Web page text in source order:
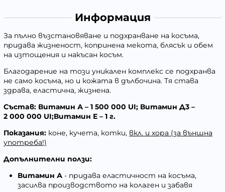
Информация
Зa пълно възстановяване и подхранване на косъма,
придава жизненост, копринена мекота, блясък и обем
на изтощения и накъсан косъм.
Благодарение на този уникален комплекс се подхранва
не само косъма, но и кожата в дълбочина. Тя става
здрава, еластична, жизнена.
Cъcтaв: Витамин А – 1 500 000 UI; Витамин Д3 –
2 000 000 UI;Витамин Е – 1 г.
Показания: коне, кучета, котки, вкл. и хора (за външна
употреба!)
Допълнителни ползи:
Витамин А - придава еластичност на косъма,
засилва производството на колаген и забавя